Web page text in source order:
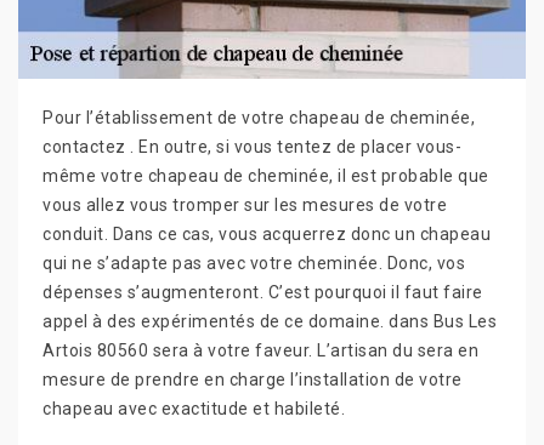
Pour l’établissement de votre chapeau de cheminée,
contactez . En outre, si vous tentez de placer vous-
même votre chapeau de cheminée, il est probable que
vous allez vous tromper sur les mesures de votre
conduit. Dans ce cas, vous acquerrez donc un chapeau
qui ne s’adapte pas avec votre cheminée. Donc, vos
dépenses s’augmenteront. C’est pourquoi il faut faire
appel à des expérimentés de ce domaine. dans Bus Les
Artois 80560 sera à votre faveur. L’artisan du sera en
mesure de prendre en charge l’installation de votre
chapeau avec exactitude et habileté.